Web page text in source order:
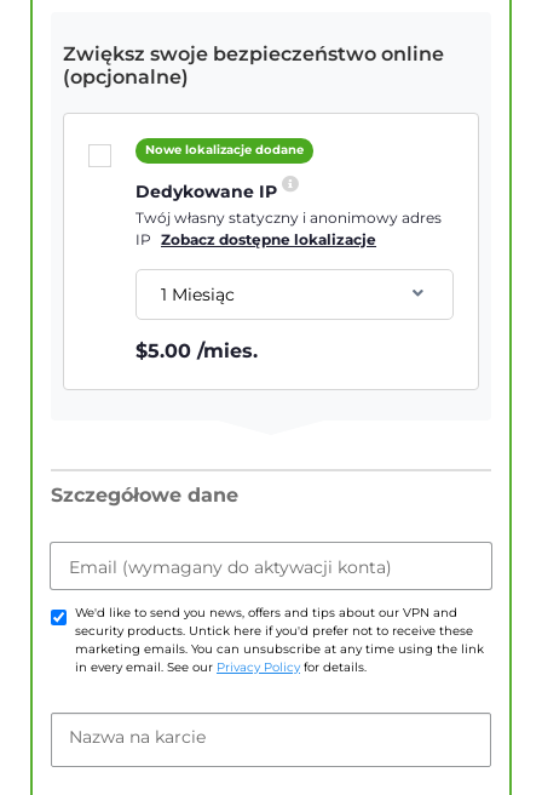
Zwiększ swoje bezpieczeństwo online
(opcjonalne)
Nowe lokalizacje dodane
Dedykowane IP
Twój własny statyczny i anonimowy adres
IP
Zobacz dostępne lokalizacje
1 Miesiąc
$5.00 /mies.
Szczegółowe dane
Email (wymagany do aktywacji konta)
We'd like to send you news, offers and tips about our VPN and
security products. Untick here if you'd prefer not to receive these
marketing emails. You can unsubscribe at any time using the link
in every email. See our Privacy Policy for details.
Nazwa na karcie